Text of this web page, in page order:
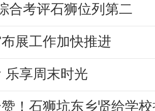
合考评石狮位列第二
展工作加快推进
乐享周末时光